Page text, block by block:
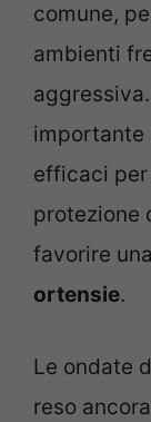
comune,
ambienti
importante
efficaci
protezione
favorire una
ortensie.
Le ondate
reso